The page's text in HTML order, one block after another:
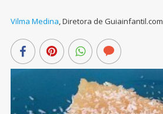
Vilma Medina,Diretora de Guiainfantil.com